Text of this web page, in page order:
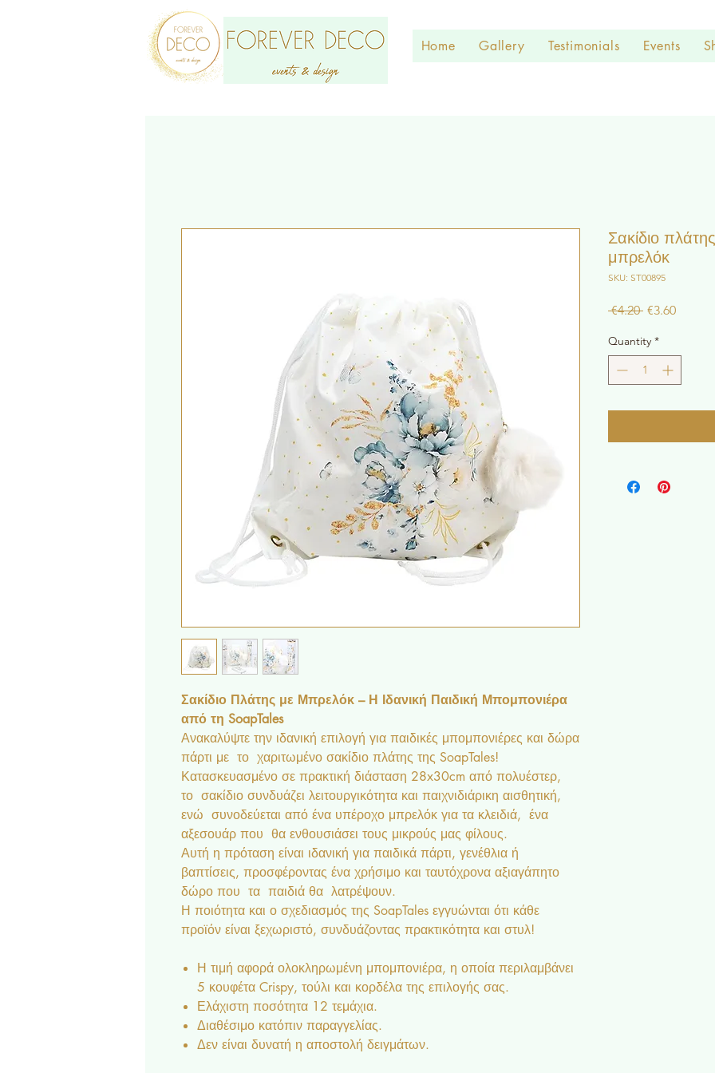
Home Gallery Testimonials Events
Σακίδιο Πλάτης με Μπρελόκ – Η Ιδανική Παιδική Μπομπονιέρα
από τη SoapTales
Ανακαλύψτε την ιδανική επιλογή για παιδικές μπομπονιέρες και δώρα
πάρτι με το χαριτωμένο σακίδιο πλάτης της SoapTales!
Κατασκευασμένο σε πρακτική διάσταση 28x30cm από πολυέστερ,
το σακίδιο συνδυάζει λειτουργικότητα και παιχνιδιάρικη αισθητική,
ενώ συνοδεύεται από ένα υπέροχο μπρελόκ για τα κλειδιά, ένα
αξεσουάρ που θα ενθουσιάσει τους μικρούς μας φίλους.
Αυτή η πρόταση είναι ιδανική για παιδικά πάρτι, γενέθλια ή
βαπτίσεις, προσφέροντας ένα χρήσιμο και ταυτόχρονα αξιαγάπητο
δώρο που τα παιδιά θα λατρέψουν.
Η ποιότητα και ο σχεδιασμός της SoapTales εγγυώνται ότι κάθε
προϊόν είναι ξεχωριστό, συνδυάζοντας πρακτικότητα και στυλ!
Η τιμή αφορά ολοκληρωμένη μπομπονιέρα, η οποία περιλαμβάνει
5 κουφέτα Crispy, τούλι και κορδέλα της επιλογής σας.
Ελάχιστη ποσότητα 12 τεμάχια.
Διαθέσιμο κατόπιν παραγγελίας.
Δεν είναι δυνατή η αποστολή δειγμάτων.
Σακίδιο
μπρελόκ
SKU: ST00895
€4.20 Regular
€3.60Sale
Quantity *